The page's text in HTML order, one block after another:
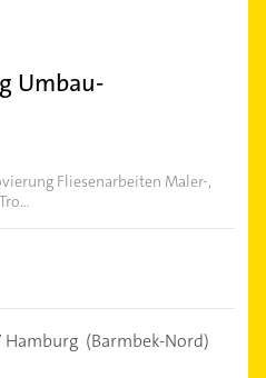
Umbau-
Fliesenarbeiten Maler-,
Hamburg (Barmbek-Nord)